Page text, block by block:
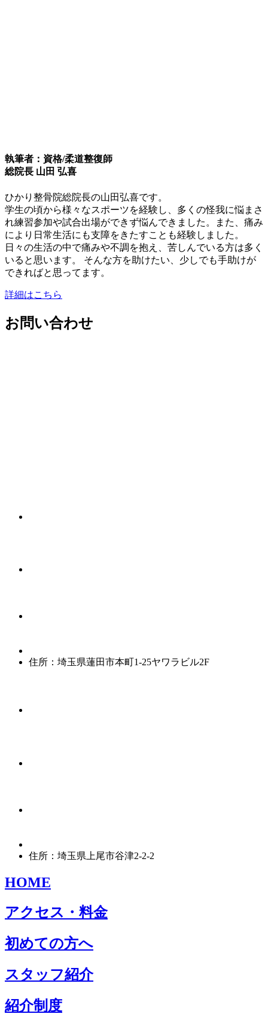
執筆者：資格/柔道整復師
総院長 山田 弘喜
ひかり整骨院総院長の山田弘喜です。
学生の頃から様々なスポーツを経験し、多くの怪我に悩まさ
れ練習参加や試合出場ができず悩んできました。また、痛み
により日常生活にも支障をきたすことも経験しました。
日々の生活の中で痛みや不調を抱え、苦しんでいる方は多く
いると思います。 そんな方を助けたい、少しでも手助けが
できればと思ってます。
詳細はこちら
お問い合わせ
住所：埼玉県蓮田市本町1-25ヤワラビル2F
住所：埼玉県上尾市谷津2-2-2
HOME
アクセス・料金
初めての方へ
スタッフ紹介
紹介制度